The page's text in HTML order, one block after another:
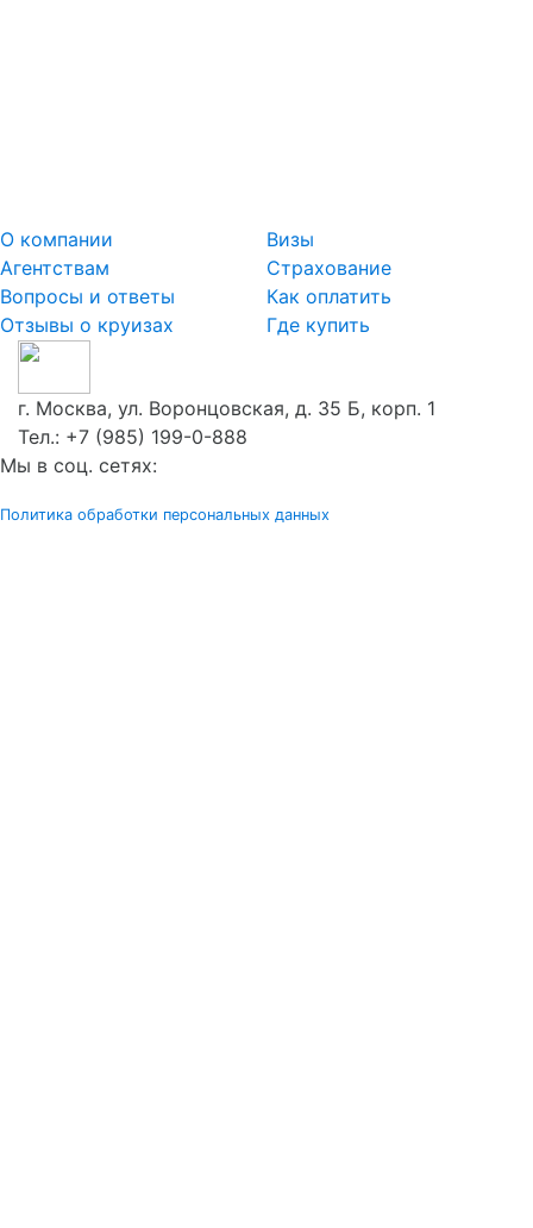
О компании
Агентствам
Вопросы и ответы
Отзывы о круизах
Визы
Страхование
Как оплатить
Где купить
г. Москва, ул. Воронцовская, д. 35 Б, корп. 1
Тел.: +7 (985) 199-0-888
Мы в соц. сетях:
Политика обработки персональных данных